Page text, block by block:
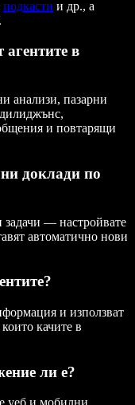
подкасти и др., а
в
анализи, пазарни
и повтарящи
доклади по
задачи — настройвате
автоматично нови
и използват
качите в
ли е?